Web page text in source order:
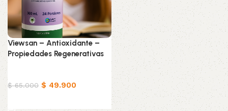
Viewsan – Antioxidante –
Propiedades Regenerativas
$65.000 $ 49.900